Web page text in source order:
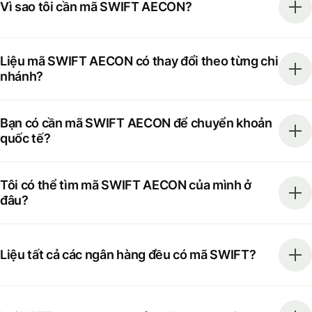
Vì sao tôi cần mã SWIFT AECON?
Liệu mã SWIFT AECON có thay đổi theo từng chi
nhánh?
Bạn có cần mã SWIFT AECON để chuyển khoản
quốc tế?
Tôi có thể tìm mã SWIFT AECON của mình ở
đâu?
Liệu tất cả các ngân hàng đều có mã SWIFT?